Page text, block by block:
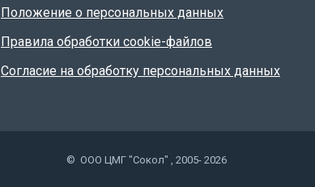
Положение о персональных данных
Правила обработки cookie-файлов
Согласие на обработку персональных данных
© ООО ЦМГ "Сокол" , 2005- 2026